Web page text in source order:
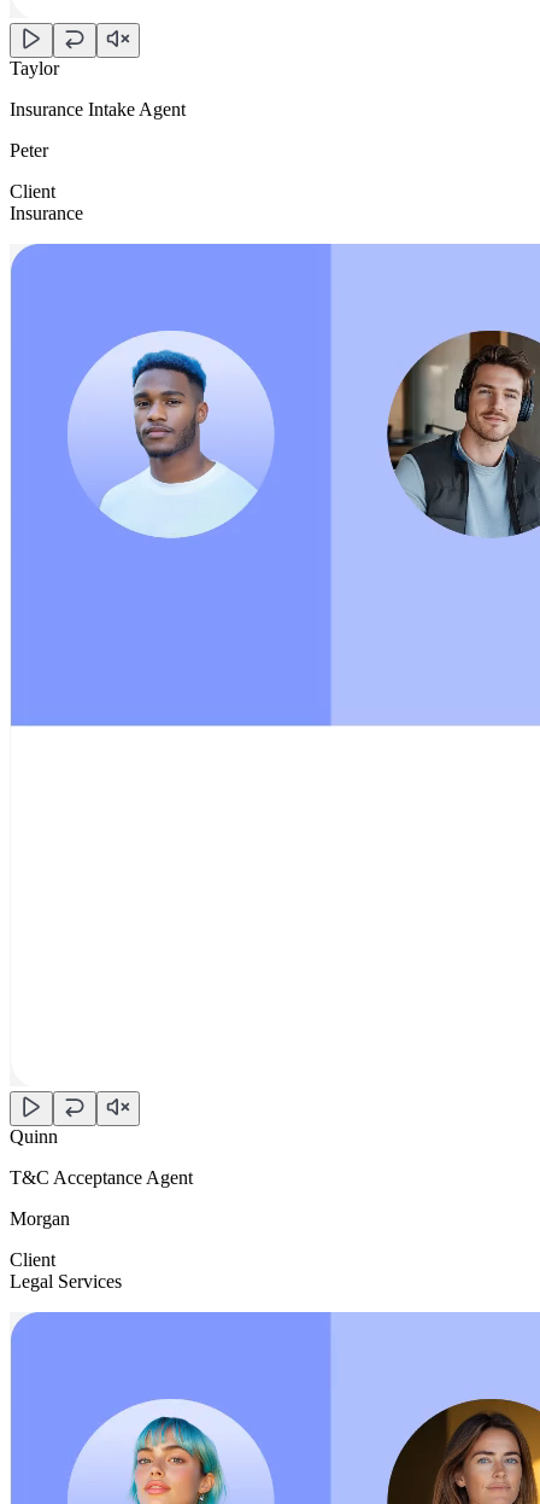
Taylor
Insurance Intake Agent
Peter
Client
Insurance
Quinn
T&C Acceptance Agent
Morgan
Client
Legal Services